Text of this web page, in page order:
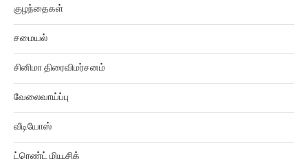
சமையல்
சினிமா திரைவிமர்சனம்
வேலைவாய்ப்பு
வீடியோஸ்
ட்ரெண்ட் மியூசிக்